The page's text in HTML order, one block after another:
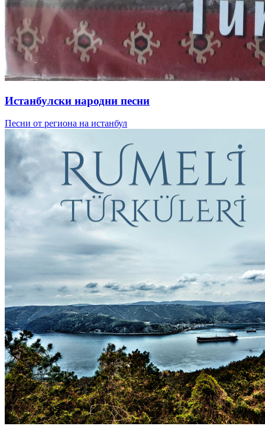
Истанбулски народни песни
Песни от региона на истанбул